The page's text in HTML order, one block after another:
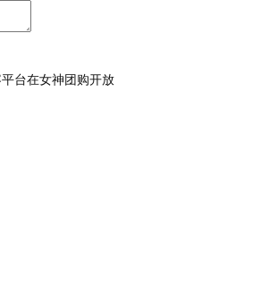
台在女神团购开放